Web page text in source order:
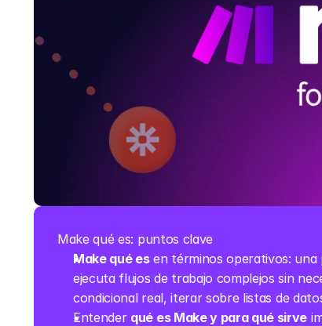
Make qué es: puntos clave
Make qué es en términos operativos: una
ejecuta flujos de trabajo complejos sin
condicional real, iterar sobre listas de
Entender qué es Make y para qué sirve